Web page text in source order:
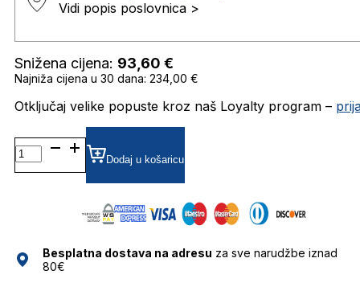
Vidi popis poslovnica >
Snižena cijena: 93,60 €
Najniža cijena u 30 dana: 234,00 €
Otključaj velike popuste kroz naš Loyalty program –
TB9289
POLARIZIRANE SUNČANE
NAOČALE
Dodaj u košaricu
Besplatna dostava na adresu za sve narudžbe iznad
80€